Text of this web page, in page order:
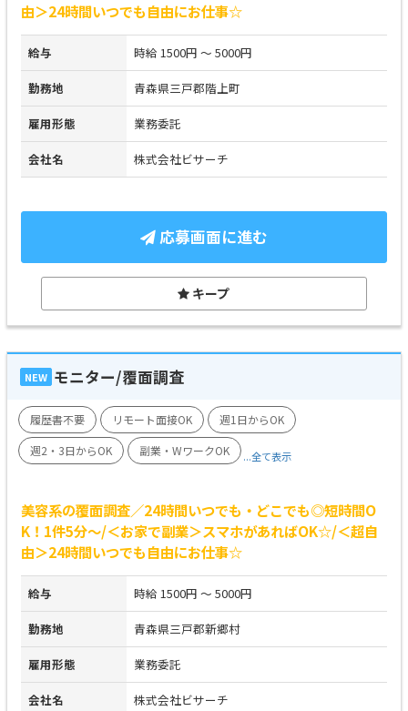
由＞24時間いつでも自由にお仕事☆
給与 時給 1500円 ～ 5000円
勤務地 青森県三戸郡階上町
雇用形態 業務委託
会社名 株式会社ビサーチ
応募画面に進む
キープ
NEW モニター/覆面調査
履歴書不要 リモート面接OK
週1日からOK
週2・3日からOK
副業・WワークOK ...全て表示
美容系の覆面調査／24時間いつでも・どこでも◎短時間O
K！1件5分～/＜お家で副業＞スマホがあればOK☆/＜超自
由＞24時間いつでも自由にお仕事☆
給与 時給 1500円 ～ 5000円
勤務地 青森県三戸郡新郷村
雇用形態 業務委託
会社名 株式会社ビサーチ